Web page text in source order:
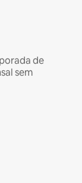
de
sem